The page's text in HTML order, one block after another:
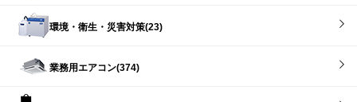
環境・衛生・災害対策(23)
業務用エアコン(374)